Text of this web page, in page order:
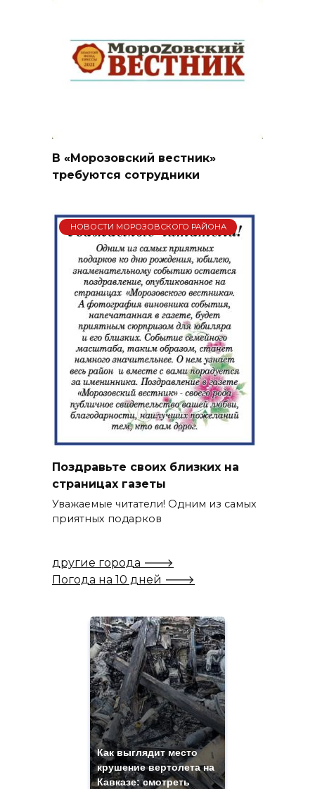
В «Морозовский вестник»
требуются сотрудники
НОВОСТИ МОРОЗОВСКОГО РАЙОНА
Поздравьте своих близких на
страницах газеты
Уважаемые читатели! Одним из самых
приятных подарков
другие города 🡒
Погода на 10 дней 🡒
Как выглядит место
крушение вертолета на
Кавказе: смотреть